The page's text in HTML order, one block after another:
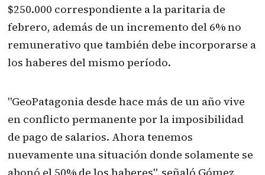
$250.000 correspondiente a la paritaria de
febrero, además de un incremento del 6% no
remunerativo que también debe incorporarse a
los haberes del mismo período.
"GeoPatagonia desde hace más de un año vive
en conflicto permanente por la imposibilidad
de pago de salarios. Ahora tenemos
nuevamente una situación donde solamente se